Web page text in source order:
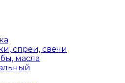
спреи, свечи
масла